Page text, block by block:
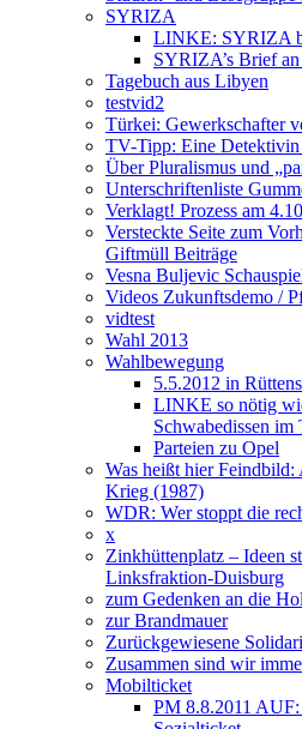
SYRIZA
LINKE: SYRIZA
SYRIZA’s Brief
Tagebuch aus Libyen
testvid2
Türkei: Gewerkschafter
TV-Tipp: Eine
Über Pluralismus und
Unterschriftenliste
Verklagt! Prozess am
Versteckte Seite zum
Giftmüll Beiträge
Vesna Buljevic
Videos Zukunftsdemo /
vidtest
Wahl 2013
Wahlbewegung
5.5.2012 in
LINKE so nötig
Schwabedissen im
Parteien zu Opel
Was heißt hier
Krieg (1987)
WDR: Wer stoppt die
x
Zinkhüttenplatz – Ideen
Linksfraktion-Duisburg
zum Gedenken an die
zur Brandmauer
Zurückgewiesene
Zusammen sind wir
Mobilticket
PM 8.8.2011